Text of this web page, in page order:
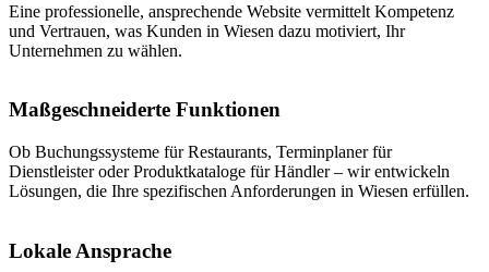
Eine professionelle, ansprechende Website vermittelt Kompetenz
und Vertrauen, was Kunden in Wiesen dazu motiviert, Ihr
Unternehmen zu wählen.
Maßgeschneiderte Funktionen
Ob Buchungssysteme für Restaurants, Terminplaner für
Dienstleister oder Produktkataloge für Händler – wir entwickeln
Lösungen, die Ihre spezifischen Anforderungen in Wiesen erfüllen.
Lokale Ansprache